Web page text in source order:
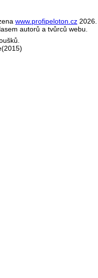
www.profipeloton.cz
autorů a tvůrců webu.